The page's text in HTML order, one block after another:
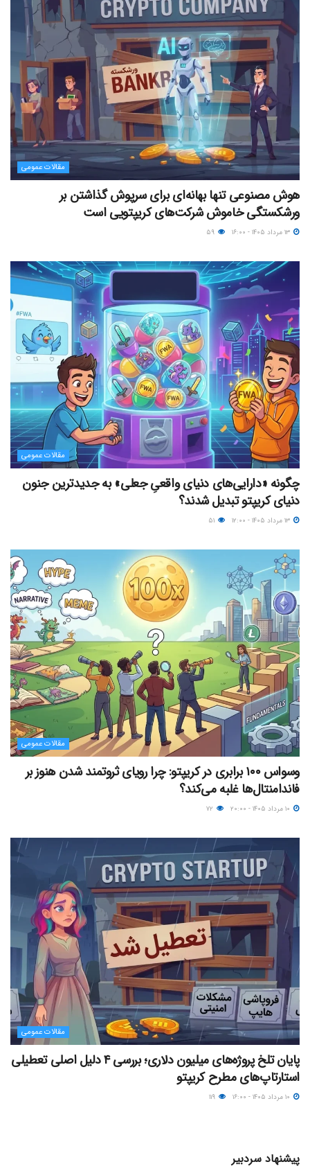
مقالات عمومی
هوش مصنوعی تنها بهانه‌ای برای سرپوش گذاشتن بر
ورشکستگی خاموش شرکت‌های کریپتویی است
مقالات عمومی
چگونه «دارایی‌های دنیای واقعیِ جعلی» به جدیدترین جنون
دنیای کریپتو تبدیل شدند؟
مقالات عمومی
وسواس ۱۰۰ برابری در کریپتو: چرا رویای ثروتمند شدن هنوز بر
فاندامنتال‌ها غلبه می‌کند؟
مقالات عمومی
پایان تلخ پروژه‌های میلیون دلاری؛ بررسی ۴ دلیل اصلی تعطیلی
استارتاپ‌های مطرح کریپتو
پیشنهاد سردبیر